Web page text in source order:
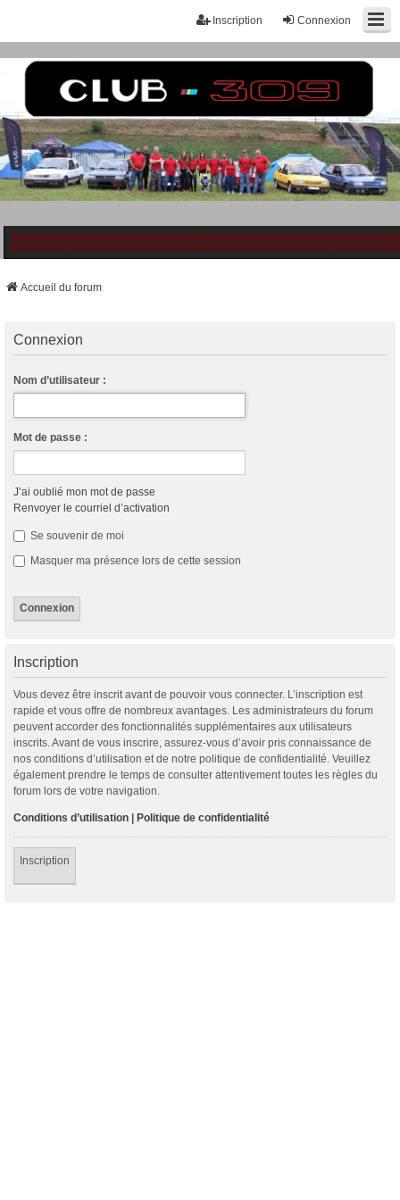
Connexion
Inscription
Accueil du forum
Connexion
Nom d’utilisateur :
Mot de passe :
J’ai oublié mon mot de passe
Renvoyer le courriel d’activation
Se souvenir de moi
Masquer ma présence lors de cette session
Inscription
Vous devez être inscrit avant de pouvoir vous connecter. L’inscription est
rapide et vous offre de nombreux avantages. Les administrateurs du forum
peuvent accorder des fonctionnalités supplémentaires aux utilisateurs
inscrits. Avant de vous inscrire, assurez-vous d’avoir pris connaissance de
nos conditions d’utilisation et de notre politique de confidentialité. Veuillez
également prendre le temps de consulter attentivement toutes les règles du
forum lors de votre navigation.
Conditions d’utilisation | Politique de confidentialité
Inscription